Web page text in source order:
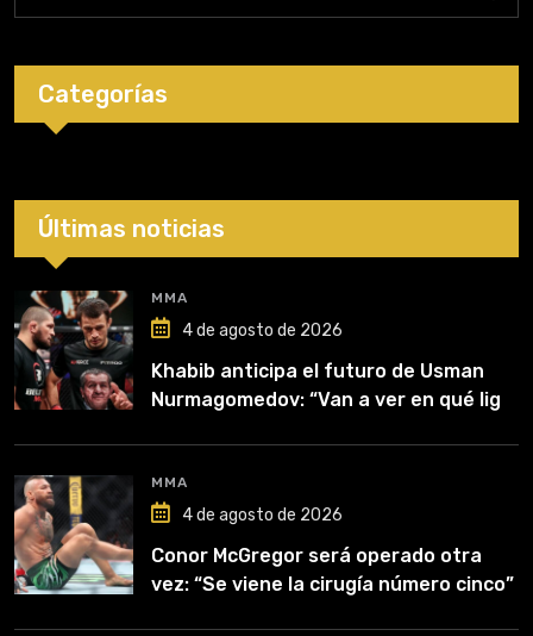
Categorías
Últimas noticias
MMA
4 de agosto de 2026
Khabib anticipa el futuro de Usman
Nurmagomedov: “Van a ver en qué liga
MMA
4 de agosto de 2026
Conor McGregor será operado otra
vez: “Se viene la cirugía número cinco”